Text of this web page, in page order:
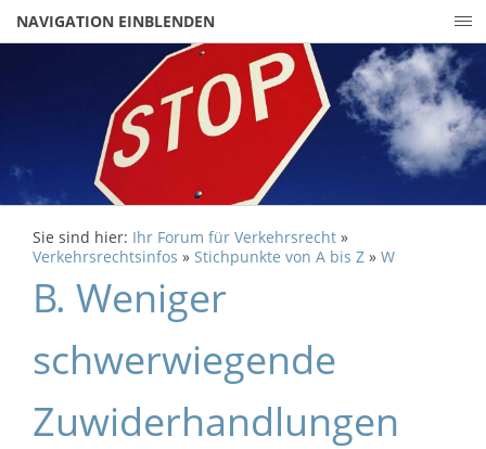
NAVIGATION EINBLENDEN
Sie sind hier: Ihr Forum für Verkehrsrecht »
Verkehrsrechtsinfos » Stichpunkte von A bis Z » W
B. Weniger
schwerwiegende
Zuwiderhandlungen